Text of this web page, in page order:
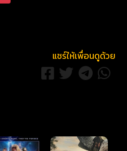
แชร์ให้เพื่อนดูด้วย